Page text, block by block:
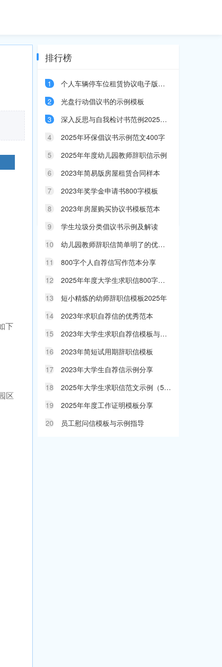
下
区
排行榜
1
个人车辆停车位租赁协议电子版示例
2
光盘行动倡议书的示例模板
3
深入反思与自我检讨书范例2025年字
4
2025年环保倡议书示例范文400字
5
2025年年度幼儿园教师辞职信示例
6
2023年简易版房屋租赁合同样本
7
2023年奖学金申请书800字模板
8
2023年房屋购买协议书模板范本
9
学生垃圾分类倡议书示例及解读
10
幼儿园教师辞职信简单明了的优秀范本
11
800字个人自荐信写作范本分享
12
2025年年度大学生求职信800字参考模板
13
短小精炼的幼师辞职信模板2025年
14
2023年求职自荐信的优秀范本
15
2023年大学生求职自荐信模板与示例
16
2023年简短试用期辞职信模板
17
2023年大学生自荐信示例分享
18
2025年大学生求职信范文示例（500字）
19
2025年年度工作证明模板分享
20
员工慰问信模板与示例指导